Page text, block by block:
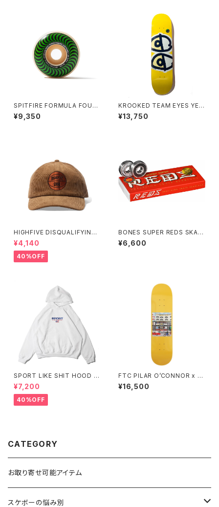
SPITFIRE FORMULA FOUR
CLASSIC 52mm
¥9,350
KROOKED TEAM EYES YEL
LOW 8.06インチ クルキッド チ
ーム アイズ イエロー
¥13,750
HIGHFIVE DISQUALIFYING
FOUL CAP TAN
¥4,140
40%OFF
BONES SUPER REDS SKAT
EBOARD BEARINGS ボーンズ
スーパーレッズ スケートボード
¥6,600
SPORT LIKE SHIT HOOD S
WEAT
¥7,200
40%OFF
FTC PILAR O’CONNOR x F
TC DECK 8インチ エフティー
シー ピラール オコナー エフティ
¥16,500
CATEGORY
お取り寄せ可能アイテム
スケボーの悩み別